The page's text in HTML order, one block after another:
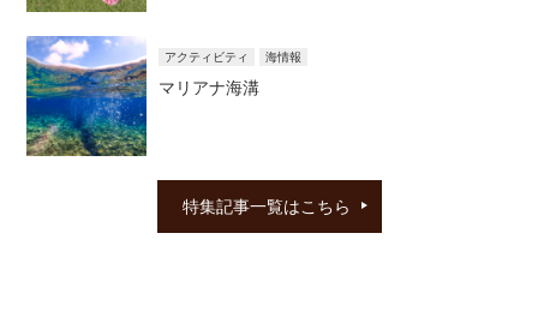
アクティビティ 海情報
マリアナ海溝
特集記事一覧はこちら